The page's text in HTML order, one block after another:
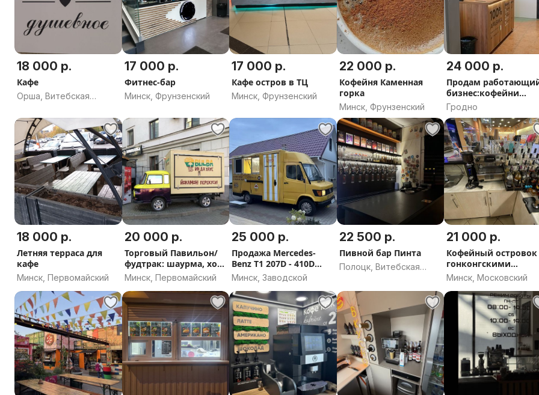
18 000 р.
Кафе
Орша, Витебская
17 000 р.
Фитнес-бар
Минск, Фрунзенский
17 000 р.
Кафе остров в ТЦ
Минск, Фрунзенский
22 000 р.
Кофейня Каменная
горка
Минск, Фрунзенский
24 000 р.
Продам
бизнес:кофейни
самообслуживания
Гродно
18 000 р.
Летняя терраса для
кафе
Минск, Первомайский
20 000 р.
Торговый Павильон/
фудтрак: шаурма, хот-
доги...
Минск, Первомайский
25 000 р.
Продажа Mercedes-
Benz Т1 207D - 410D
308D
Минск, Заводской
22 500 р.
Пивной бар Пинта
Полоцк, Витебская
21 000 р.
Кофейный островок
гонконгскими
вафлями
Минск, Московский